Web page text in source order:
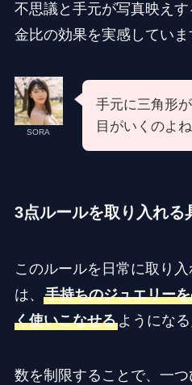
不思議と手元が写真映え
金比の効果を実感していま
SORA
手元に三角形
目がいくのよね
3点ルールを取り入れる
このルールを日常に取り
は、 手持ちのジュエリー
く使いこなせるようになる
数を制限することで、一